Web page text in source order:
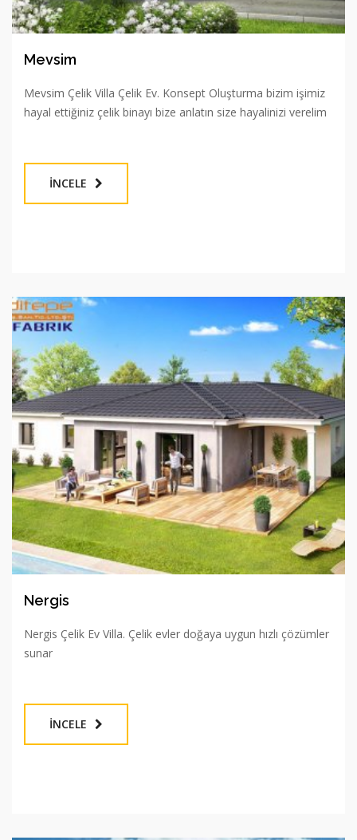
Mevsim
Mevsim Çelik Villa Çelik Ev. Konsept Oluşturma bizim işimiz
hayal ettiğiniz çelik binayı bize anlatın size hayalinizi verelim
İNCELE
Nergis
Nergis Çelik Ev Villa. Çelik evler doğaya uygun hızlı çözümler
sunar
İNCELE